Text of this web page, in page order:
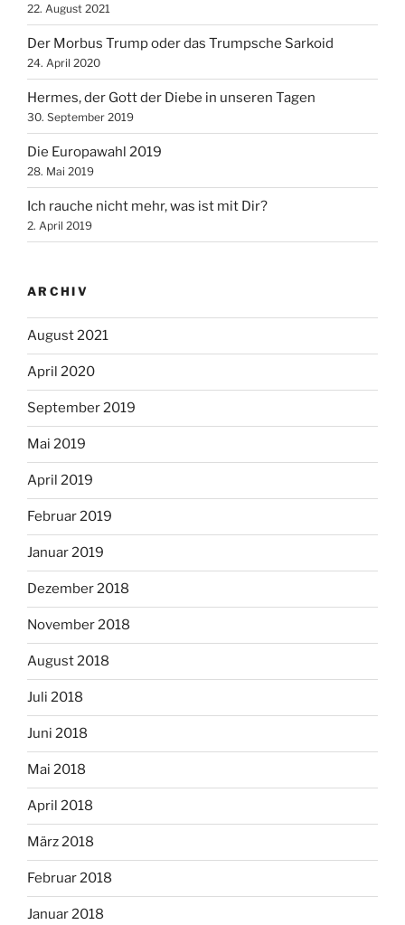
22. August 2021
Der Morbus Trump oder das Trumpsche Sarkoid
24. April 2020
Hermes, der Gott der Diebe in unseren Tagen
30. September 2019
Die Europawahl 2019
28. Mai 2019
Ich rauche nicht mehr, was ist mit Dir?
2. April 2019
ARCHIV
August 2021
April 2020
September 2019
Mai 2019
April 2019
Februar 2019
Januar 2019
Dezember 2018
November 2018
August 2018
Juli 2018
Juni 2018
Mai 2018
April 2018
März 2018
Februar 2018
Januar 2018